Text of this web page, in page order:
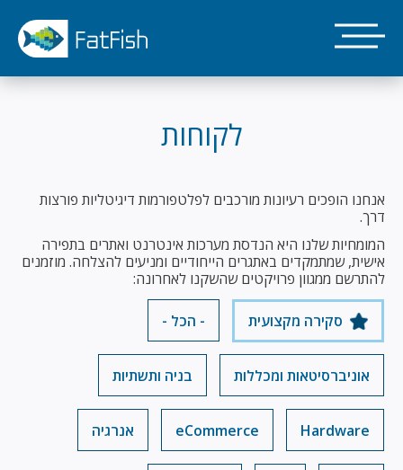
לתוכן
העיקרי
לקוחות
אנחנו הופכים רעיונות מורכבים לפלטפורמות דיגיטליות פורצות
דרך.
המומחיות שלנו היא הנדסת מערכות אינטרנט ואתרים בתפירה
אישית, שמתמקדים באתגרים הייחודיים ומניעים להצלחה. מוזמנים
להתרשם ממגוון פרויקטים שהשקנו לאחרונה:
סקירה מקצועית - הכל -
אוניברסיטאות ומכללות בניה ותשתיות
Hardware
eCommerce אנרגיה